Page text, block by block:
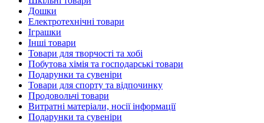
Дошки
Електротехнічні товари
Іграшки
Інші товари
Товари для творчості та хобі
Побутова хімія та господарські товари
Подарунки та сувеніри
Товари для спорту та відпочинку
Продовольчі товари
Витратні матеріали, носії інформації
Подарунки та сувеніри